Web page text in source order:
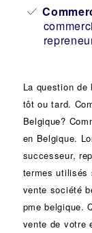
La question de
tôt ou tard.
Belgique?
en Belgique.
successeur,
termes utilisés
vente société
pme belgique.
vente de votre